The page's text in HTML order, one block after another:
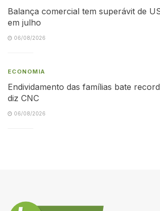
Balança comercial tem superávit de
em julho
06/08/2026
ECONOMIA
Endividamento das famílias bate
diz CNC
06/08/2026